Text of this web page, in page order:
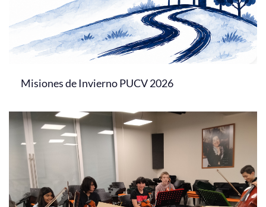
Misiones de Invierno PUCV 2026